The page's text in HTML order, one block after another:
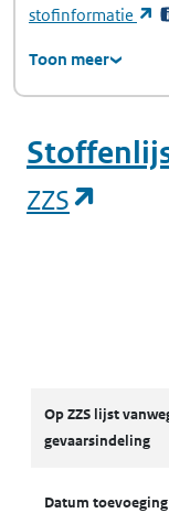
stofinformatie
Toon meer
ZZS
Op ZZS lijst
gevaarsindeling
Datum toevoeging